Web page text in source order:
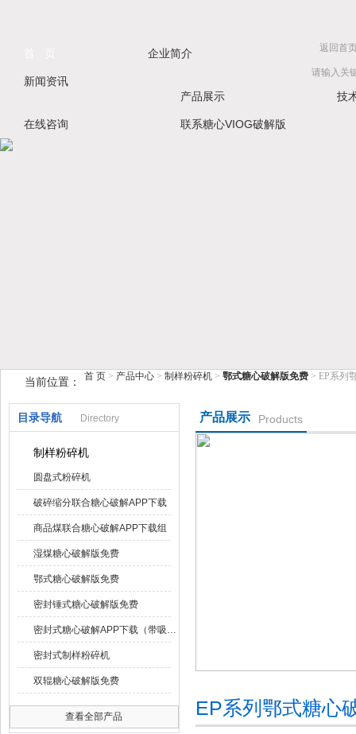
鹤壁市糖心VIOG破解版仪器仪表有限公司
返回首
企业简介
新闻资讯
产品展示
技
在线咨询 联系糖心VIOG破解版
当前位置： 首 页 > 产品中心 > 制样粉碎机 > 鄂式糖心破解版免费 > EP系列
目录导航 Directory
制样粉碎机
圆盘式粉碎机
破碎缩分联合糖心破解APP下载
商品煤联合糖心破解APP下载组
湿煤糖心破解版免费
鄂式糖心破解版免费
密封锤式糖心破解版免费
密封式糖心破解APP下载（带吸尘器）
密封式制样粉碎机
双辊糖心破解版免费
查看全部产品
产品展示 Products
EP系列鄂式糖心